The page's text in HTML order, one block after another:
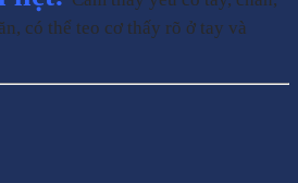
có thể teo cơ thấy rõ ở tay và